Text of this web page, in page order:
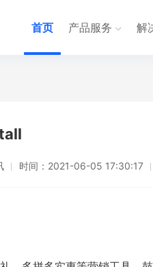
首页 产品服务 解
时间： 2021-06-05 17:30:17